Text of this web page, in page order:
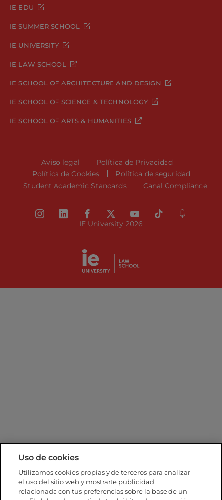
IE EDU
IE SUMMER SCHOOL
IE UNIVERSITY
IE LAW SCHOOL
IE SCHOOL OF ARCHITECTURE AND DESIGN
IE SCHOOL OF SCIENCE & TECHNOLOGY
IE SCHOOL OF ARTS & HUMANITIES
Aviso legal
Política de Privacidad
Política de Cookies
Política de seguridad
Student Academic Standards
Canal Compliance
IE University 2026
Uso de cookies
Utilizamos cookies propias y de terceros para analizar
el uso del sitio web y mostrarte publicidad
relacionada con tus preferencias sobre la base de un